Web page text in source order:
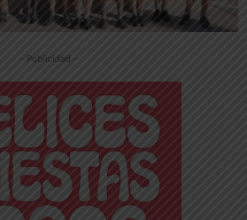
-- Publicidad --